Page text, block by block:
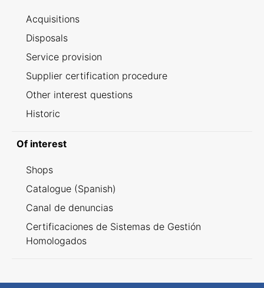
Acquisitions
Disposals
Service provision
Supplier certification procedure
Other interest questions
Historic
Of interest
Shops
Catalogue (Spanish)
Canal de denuncias
Certificaciones de Sistemas de Gestión
Homologados